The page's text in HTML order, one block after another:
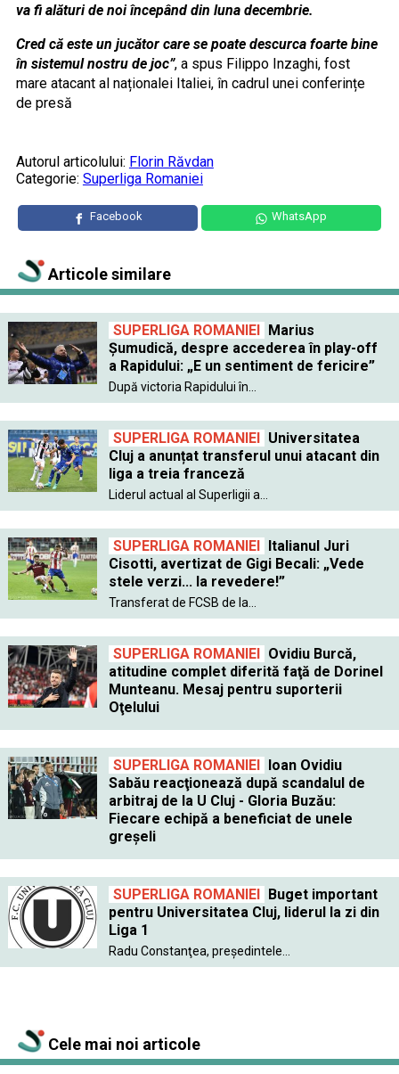
va fi alături de noi începând din luna decembrie.
Cred că este un jucător care se poate descurca foarte bine
în sistemul nostru de joc”, a spus Filippo Inzaghi, fost
mare atacant al naționalei Italiei, în cadrul unei conferințe
de presă
Autorul articolului: Florin Răvdan
Categorie: Superliga Romaniei
Facebook WhatsApp
Articole similare
SUPERLIGA ROMANIEI Marius
Șumudică, despre accederea în play-off
a Rapidului: „E un sentiment de fericire”
După victoria Rapidului în...
SUPERLIGA ROMANIEI Universitatea
Cluj a anunțat transferul unui atacant din
liga a treia franceză
Liderul actual al Superligii a...
SUPERLIGA ROMANIEI Italianul Juri
Cisotti, avertizat de Gigi Becali: „Vede
stele verzi... la revedere!”
Transferat de FCSB de la...
SUPERLIGA ROMANIEI Ovidiu Burcă,
atitudine complet diferită faţă de Dorinel
Munteanu. Mesaj pentru suporterii
Oţelului
SUPERLIGA ROMANIEI Ioan Ovidiu
Sabău reacţionează după scandalul de
arbitraj de la U Cluj - Gloria Buzău:
Fiecare echipă a beneficiat de unele
greşeli
SUPERLIGA ROMANIEI Buget important
pentru Universitatea Cluj, liderul la zi din
Liga 1
Radu Constanţea, preşedintele...
Cele mai noi articole